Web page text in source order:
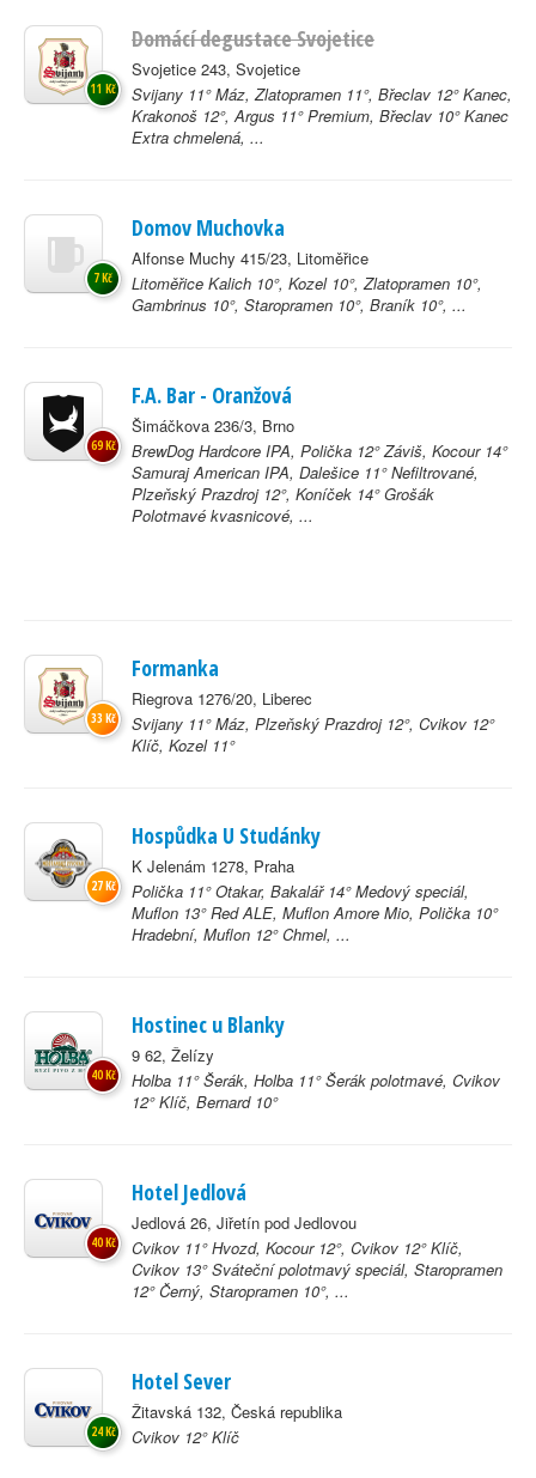
Domácí degustace Svojetice
Svojetice 243, Svojetice
Svijany 11° Máz, Zlatopramen 11°, Břeclav 12° Kanec,
Krakonoš 12°, Argus 11° Premium, Břeclav 10° Kanec
Extra chmelená, ...
11 Kč
Domov Muchovka
Alfonse Muchy 415/23, Litoměřice
Litoměřice Kalich 10°, Kozel 10°, Zlatopramen 10°,
Gambrinus 10°, Staropramen 10°, Braník 10°, ...
7 Kč
F.A. Bar - Oranžová
Šimáčkova 236/3, Brno
BrewDog Hardcore IPA, Polička 12° Záviš, Kocour 14°
Samuraj American IPA, Dalešice 11° Nefiltrované,
Plzeňský Prazdroj 12°, Koníček 14° Grošák
Polotmavé kvasnicové, ...
69 Kč
Formanka
Riegrova 1276/20, Liberec
Svijany 11° Máz, Plzeňský Prazdroj 12°, Cvikov 12°
Klíč, Kozel 11°
33 Kč
Hospůdka U Studánky
K Jelenám 1278, Praha
Polička 11° Otakar, Bakalář 14° Medový speciál,
Muflon 13° Red ALE, Muflon Amore Mio, Polička 10°
Hradební, Muflon 12° Chmel, ...
27 Kč
Hostinec u Blanky
9 62, Želízy
Holba 11° Šerák, Holba 11° Šerák polotmavé, Cvikov
12° Klíč, Bernard 10°
40 Kč
Hotel Jedlová
Jedlová 26, Jiřetín pod Jedlovou
Cvikov 11° Hvozd, Kocour 12°, Cvikov 12° Klíč,
Cvikov 13° Sváteční polotmavý speciál, Staropramen
12° Černý, Staropramen 10°, ...
40 Kč
Hotel Sever
Žitavská 132, Česká republika
Cvikov 12° Klíč
24 Kč